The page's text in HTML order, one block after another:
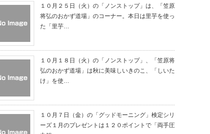
１０月２５日（火）の「ノンストップ」は、「笠原
将弘のおかず道場」のコーナー。本日は里芋を使っ
た「里芋…
１０月１８日（火）の「ノンストップ」、「笠原将
弘のおかず道場」は秋に美味しいきのこ、「しいた
け」を使…
１０月７日（金）の「グッドモーニング」検定シリ
ーズ１月のプレゼントは１２０ポイントで「両手圧